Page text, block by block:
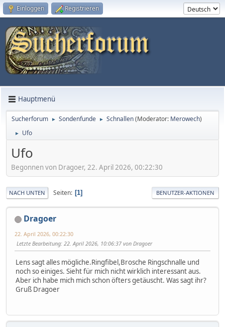
Einloggen Registrieren
Hauptmenü
Sucherforum ► Sondenfunde ► Schnallen(Moderator: Merowech)
► Ufo
Ufo
Begonnen von Dragoer, 22. April 2026, 00:22:30
NACH UNTEN Seiten 1 BENUTZER-AKTIONEN
Dragoer
22. April 2026, 00:22:30
Letzte Bearbeitung: 22. April 2026, 10:06:37 von Dragoer
Lens sagt alles mögliche.Ringfibel,Brosche Ringschnalle und
noch so einiges. Sieht für mich nicht wirklich interessant aus.
Aber ich habe mich mich schon öfters getäuscht. Was sagt ihr?
Gruß Dragoer